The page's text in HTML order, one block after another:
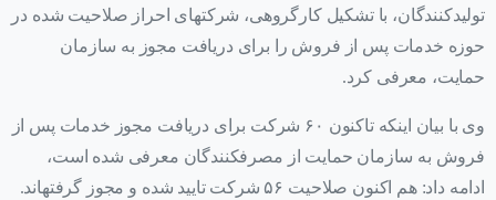
تولیدکنندگان، با تشکیل کارگروهی، شرکت‎های احراز صلاحیت شده در
حوزه خدمات پس از فروش را برای دریافت مجوز به سازمان
حمایت، معرفی کرد.
وی با بیان اینکه تاکنون ۶۰ شرکت برای دریافت مجوز خدمات پس از
فروش به سازمان حمایت از مصرف‎کنندگان معرفی شده است،
ادامه داد: هم اکنون صلاحیت ۵۶ شرکت تایید شده و مجوز گرفته‎اند.